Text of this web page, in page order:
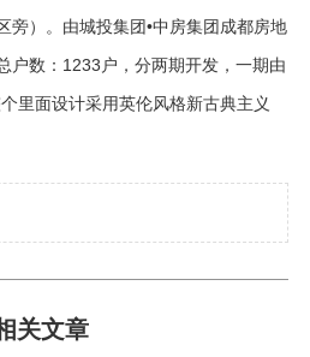
旁）。由城投集团•中房集团成都房地
户数：1233户，分两期开发，一期由
里面设计采用英伦风格新古典主义
关文章